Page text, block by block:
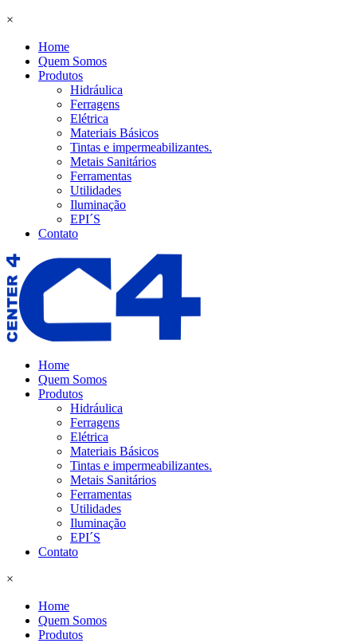
×
Home
Quem Somos
Produtos
Hidráulica
Ferragens
Elétrica
Materiais Básicos
Tintas e impermeabilizantes.
Metais Sanitários
Ferramentas
Utilidades
Iluminação
EPI´S
Contato
Home
Quem Somos
Produtos
Hidráulica
Ferragens
Elétrica
Materiais Básicos
Tintas e impermeabilizantes.
Metais Sanitários
Ferramentas
Utilidades
Iluminação
EPI´S
Contato
×
Home
Quem Somos
Produtos